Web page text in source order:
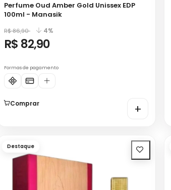
Perfume Oud Amber Gold Unissex EDP
100ml - Manasik
R$ 86,90 4%
R$ 82,90
Formas de pagamento
Comprar +
Destaque